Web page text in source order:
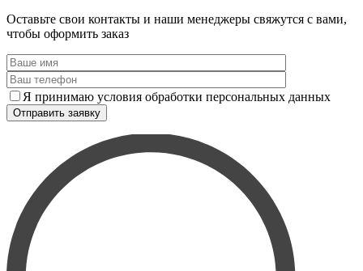
Оставьте свои контакты и наши менеджеры свяжутся с вами,
чтобы оформить заказ
Я принимаю условия обработки персональных данных